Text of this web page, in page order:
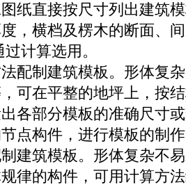
纸直接按尺寸列出建筑
，横档及楞木的断面、
计算选用。
配制建筑模板。形体复
可在平整的地坪上，按
各部分模板的准确尺寸
点构件，进行模板的制
建筑模板。形体复杂不
律的构件，可用计算方